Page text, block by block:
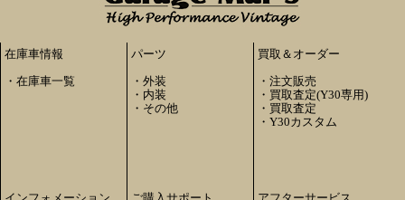
在庫車情報
・在庫車一覧
パーツ
・外装
・ 内装
・ その他
買取＆オーダー
・注文販売
・ 買取査定(Y30専用)
・ 買取査定
・Y30カスタム